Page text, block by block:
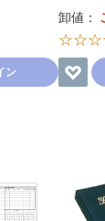
ン
卸値：